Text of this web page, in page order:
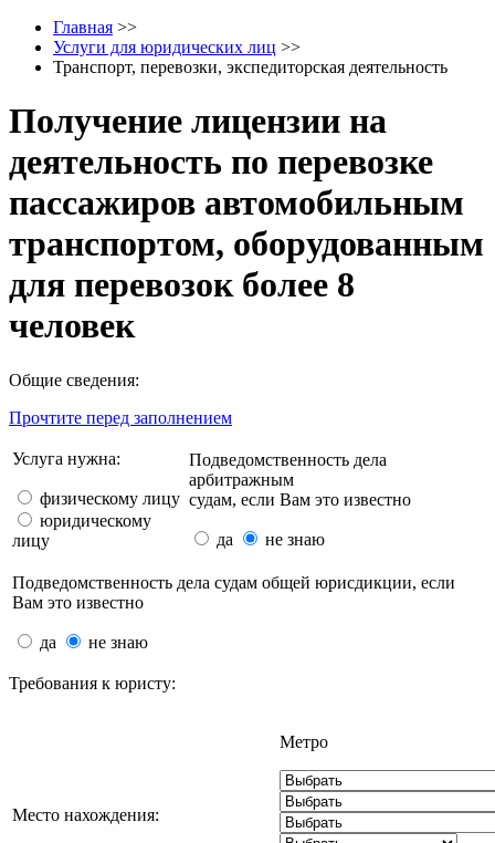
Главная >>
Услуги для юридических лиц >>
Транспорт, перевозки, экспедиторская деятельность
Получение лицензии на
деятельность по перевозке
пассажиров автомобильным
транспортом, оборудованным
для перевозок более 8
человек
Общие сведения:
Прочтите перед заполнением
Услуга нужна:
физическому лицу
юридическому
лицу
Подведомственность дела
арбитражным
судам, если Вам это известно
да не знаю
Подведомственность дела судам общей юрисдикции, если
Вам это известно
да не знаю
Требования к юристу:
Место нахождения:
Метро